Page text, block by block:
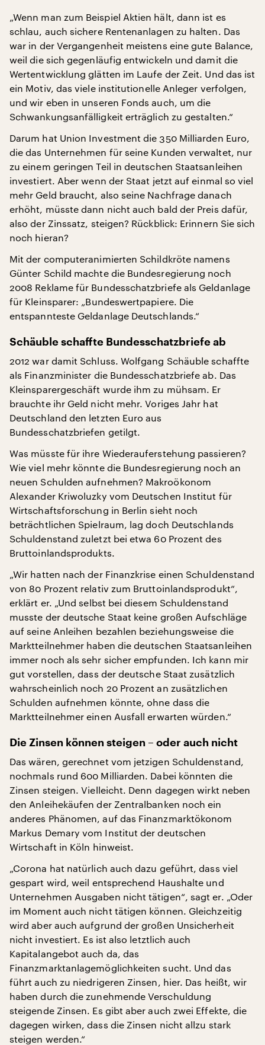
„Wenn man zum Beispiel Aktien hält, dann ist es
schlau, auch sichere Rentenanlagen zu halten. Das
war in der Vergangenheit meistens eine gute Balance,
weil die sich gegenläufig entwickeln und damit die
Wertentwicklung glätten im Laufe der Zeit. Und das ist
ein Motiv, das viele institutionelle Anleger verfolgen,
und wir eben in unseren Fonds auch, um die
Schwankungsanfälligkeit erträglich zu gestalten.“
Darum hat Union Investment die 350 Milliarden Euro,
die das Unternehmen für seine Kunden verwaltet, nur
zu einem geringen Teil in deutschen Staatsanleihen
investiert. Aber wenn der Staat jetzt auf einmal so viel
mehr Geld braucht, also seine Nachfrage danach
erhöht, müsste dann nicht auch bald der Preis dafür,
also der Zinssatz, steigen? Rückblick: Erinnern Sie sich
noch hieran?
Mit der computeranimierten Schildkröte namens
Günter Schild machte die Bundesregierung noch
2008 Reklame für Bundesschatzbriefe als Geldanlage
für Kleinsparer: „Bundeswertpapiere. Die
entspannteste Geldanlage Deutschlands.“
Schäuble schaffte Bundesschatzbriefe ab
2012 war damit Schluss. Wolfgang Schäuble schaffte
als Finanzminister die Bundesschatzbriefe ab. Das
Kleinsparergeschäft wurde ihm zu mühsam. Er
brauchte ihr Geld nicht mehr. Voriges Jahr hat
Deutschland den letzten Euro aus
Bundesschatzbriefen getilgt.
Was müsste für ihre Wiederauferstehung passieren?
Wie viel mehr könnte die Bundesregierung noch an
neuen Schulden aufnehmen? Makroökonom
Alexander Kriwoluzky vom Deutschen Institut für
Wirtschaftsforschung in Berlin sieht noch
beträchtlichen Spielraum, lag doch Deutschlands
Schuldenstand zuletzt bei etwa 60 Prozent des
Bruttoinlandsprodukts.
„Wir hatten nach der Finanzkrise einen Schuldenstand
von 80 Prozent relativ zum Bruttoinlandsprodukt“,
erklärt er. „Und selbst bei diesem Schuldenstand
musste der deutsche Staat keine großen Aufschläge
auf seine Anleihen bezahlen beziehungsweise die
Marktteilnehmer haben die deutschen Staatsanleihen
immer noch als sehr sicher empfunden. Ich kann mir
gut vorstellen, dass der deutsche Staat zusätzlich
wahrscheinlich noch 20 Prozent an zusätzlichen
Schulden aufnehmen könnte, ohne dass die
Marktteilnehmer einen Ausfall erwarten würden.“
Die Zinsen können steigen – oder auch nicht
Das wären, gerechnet vom jetzigen Schuldenstand,
nochmals rund 600 Milliarden. Dabei könnten die
Zinsen steigen. Vielleicht. Denn dagegen wirkt neben
den Anleihekäufen der Zentralbanken noch ein
anderes Phänomen, auf das Finanzmarktökonom
Markus Demary vom Institut der deutschen
Wirtschaft in Köln hinweist.
„Corona hat natürlich auch dazu geführt, dass viel
gespart wird, weil entsprechend Haushalte und
Unternehmen Ausgaben nicht tätigen“, sagt er. „Oder
im Moment auch nicht tätigen können. Gleichzeitig
wird aber auch aufgrund der großen Unsicherheit
nicht investiert. Es ist also letztlich auch
Kapitalangebot auch da, das
Finanzmarktanlagemöglichkeiten sucht. Und das
führt auch zu niedrigeren Zinsen, hier. Das heißt, wir
haben durch die zunehmende Verschuldung
steigende Zinsen. Es gibt aber auch zwei Effekte, die
dagegen wirken, dass die Zinsen nicht allzu stark
steigen werden.“